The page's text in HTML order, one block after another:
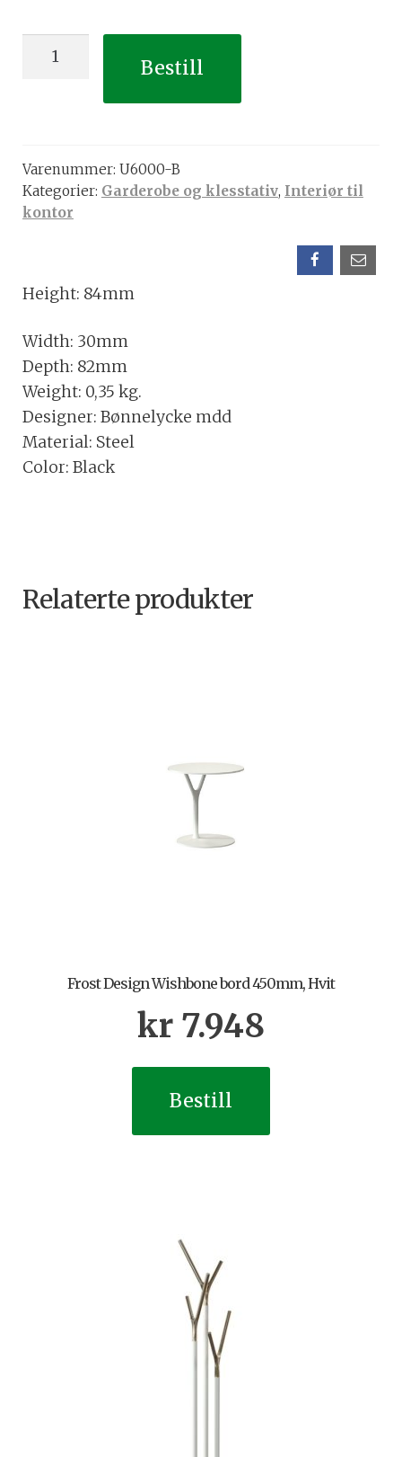
Krok
med
2stk.
SORT
Bestill
Varenummer: U6000-B
Kategorier: Garderobe og klesstativ, Interiør til
kontor
Height: 84mm
Width: 30mm
Depth: 82mm
Weight: 0,35 kg.
Designer: Bønnelycke mdd
Material: Steel
Color: Black
Relaterte produkter
Frost Design Wishbone bord 450mm, Hvit
kr 7.948
Bestill